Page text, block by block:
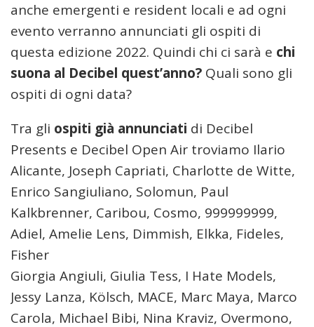
anche emergenti e resident locali e ad ogni
evento verranno annunciati gli ospiti di
questa edizione 2022. Quindi chi ci sarà e chi
suona al Decibel quest’anno? Quali sono gli
ospiti di ogni data?
Tra gli ospiti già annunciati di Decibel
Presents e Decibel Open Air troviamo Ilario
Alicante, Joseph Capriati, Charlotte de Witte,
Enrico Sangiuliano, Solomun, Paul
Kalkbrenner, Caribou, Cosmo, 999999999,
Adiel, Amelie Lens, Dimmish, Elkka, Fideles,
Fisher
Giorgia Angiuli, Giulia Tess, I Hate Models,
Jessy Lanza, Kölsch, MACE, Marc Maya, Marco
Carola, Michael Bibi, Nina Kraviz, Overmono,